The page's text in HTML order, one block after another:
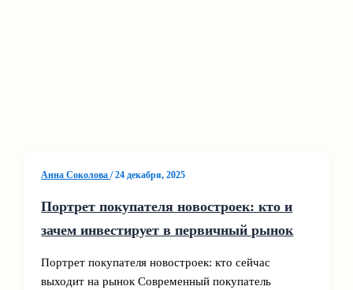
Анна Соколова/24 декабря, 2025
Портрет покупателя новостроек: кто и
зачем инвестирует в первичный рынок
Портрет покупателя новостроек: кто сейчас
выходит на рынок Современный покупатель